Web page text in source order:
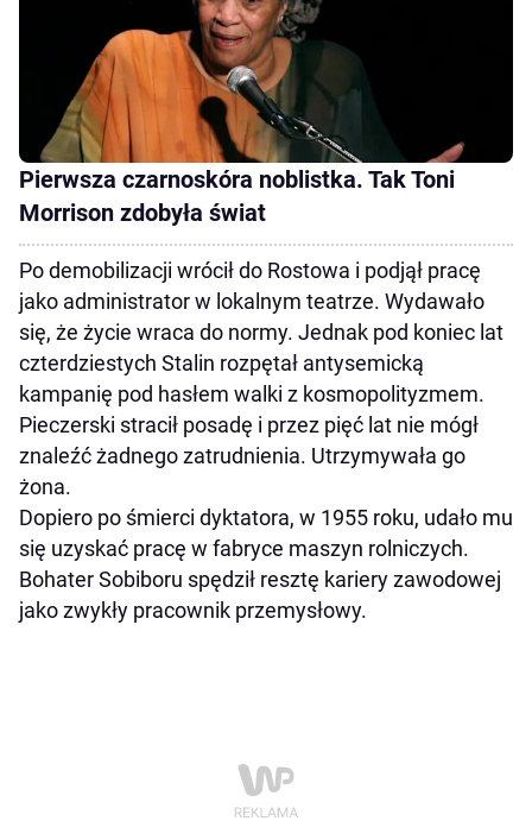
Pierwsza czarnoskóra noblistka. Tak Toni
Morrison zdobyła świat
Po demobilizacji wrócił do Rostowa i podjął pracę
jako administrator w lokalnym teatrze. Wydawało
się, że życie wraca do normy. Jednak pod koniec lat
czterdziestych Stalin rozpętał antysemicką
kampanię pod hasłem walki z kosmopolityzmem.
Pieczerski stracił posadę i przez pięć lat nie mógł
znaleźć żadnego zatrudnienia. Utrzymywała go
żona.
Dopiero po śmierci dyktatora, w 1955 roku, udało mu
się uzyskać pracę w fabryce maszyn rolniczych.
Bohater Sobiboru spędził resztę kariery zawodowej
jako zwykły pracownik przemysłowy.